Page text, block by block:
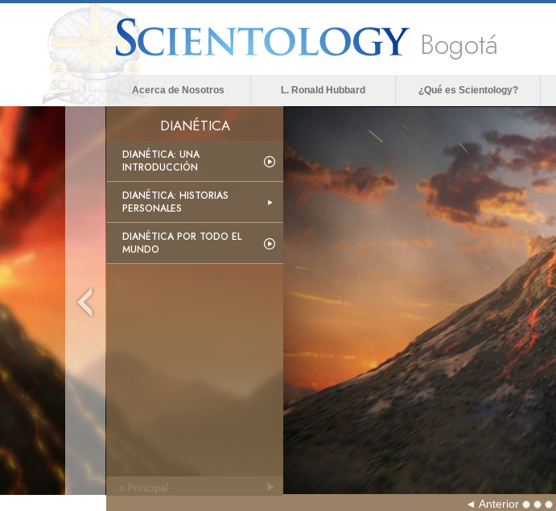
Bogotá
Acerca de Nosotros L. Ronald Hubbard ¿Qué es Scientology?
DIANÉTICA
DIANÉTICA: UNA
INTRODUCCIÓN
DIANÉTICA: HISTORIAS
PERSONALES
DIANÉTICA POR TODO EL
MUNDO
Anterior
» Principal